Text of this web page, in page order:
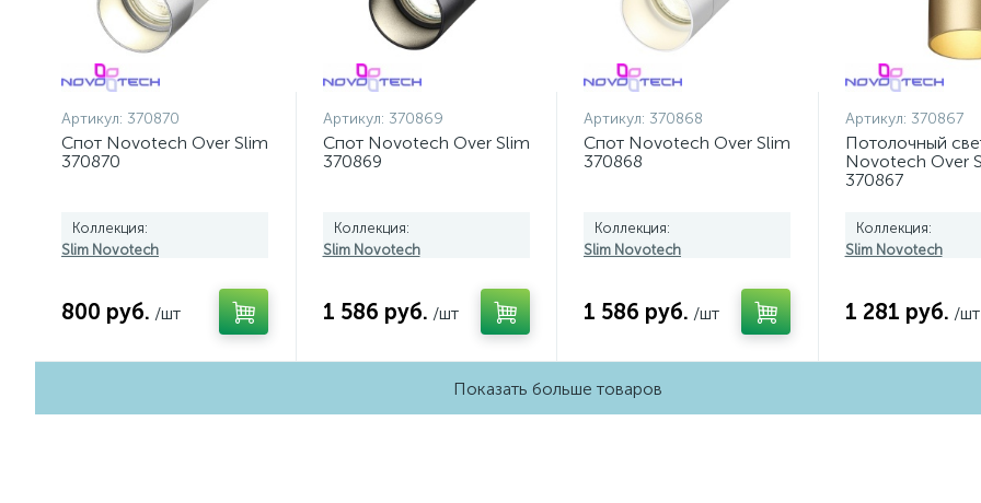
Артикул: 370870
Спот Novotech Over Slim
370870
Коллекция:
Slim Novotech
800 руб. /шт
Артикул: 370869
Спот Novotech Over Slim
370869
Коллекция:
Slim Novotech
1 586 руб. /шт
Артикул: 370868
Спот Novotech Over Slim
370868
Коллекция:
Slim Novotech
1 586 руб. /шт
Артикул: 370867
Потолочный
Novotech Over
370867
Коллекция:
Slim Novotech
1 281 руб. /шт
Показать больше товаров